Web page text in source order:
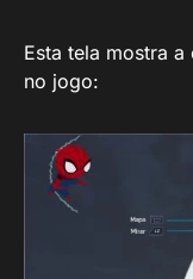
Esta tela mostra
no jogo: